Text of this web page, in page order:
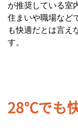
が推奨している室
住まいや職場など
も快適だとは言え
す。
28℃でも